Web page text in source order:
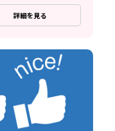
詳細を見る